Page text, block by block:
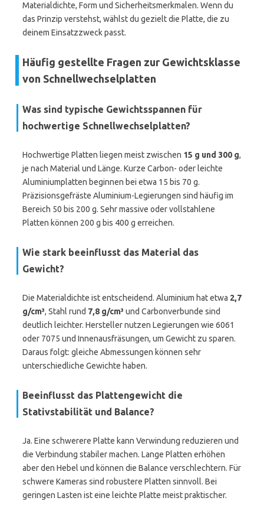
Materialdichte, Form und Sicherheitsmerkmalen. Wenn du
das Prinzip verstehst, wählst du gezielt die Platte, die zu
deinem Einsatzzweck passt.
Häufig gestellte Fragen zur Gewichtsklasse
von Schnellwechselplatten
Was sind typische Gewichtsspannen für
hochwertige Schnellwechselplatten?
Hochwertige Platten liegen meist zwischen 15 g und 300 g,
je nach Material und Länge. Kurze Carbon- oder leichte
Aluminiumplatten beginnen bei etwa 15 bis 70 g.
Präzisionsgefräste Aluminium-Legierungen sind häufig im
Bereich 50 bis 200 g. Sehr massive oder vollstahlene
Platten können 200 g bis 400 g erreichen.
Wie stark beeinflusst das Material das
Gewicht?
Die Materialdichte ist entscheidend. Aluminium hat etwa 2,7
g/cm³, Stahl rund 7,8 g/cm³ und Carbonverbunde sind
deutlich leichter. Hersteller nutzen Legierungen wie 6061
oder 7075 und Innenausfräsungen, um Gewicht zu sparen.
Daraus folgt: gleiche Abmessungen können sehr
unterschiedliche Gewichte haben.
Beeinflusst das Plattengewicht die
Stativstabilität und Balance?
Ja. Eine schwerere Platte kann Verwindung reduzieren und
die Verbindung stabiler machen. Lange Platten erhöhen
aber den Hebel und können die Balance verschlechtern. Für
schwere Kameras sind robustere Platten sinnvoll. Bei
geringen Lasten ist eine leichte Platte meist praktischer.